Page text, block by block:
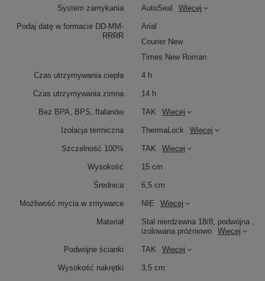
System zamykania AutoSeal Więcej
Podaj datę w formacie DD-MM-
RRRR
Arial
Courier New
Times New Roman
Czas utrzymywania ciepła 4 h
Czas utrzymywania zimna 14 h
Bez BPA, BPS, ftalanów TAK Więcej
Izolacja termiczna ThermaLock Więcej
Szczelność 100% TAK Więcej
Wysokość 15 cm
Średnica 6,5 cm
Możliwość mycia w zmywarce NIE Więcej
Materiał
Stal nierdzewna 18/8, podwójna ,
izolowana próżniowo
Więcej
Podwójne ścianki TAK Więcej
Wysokość nakrętki 3,5 cm